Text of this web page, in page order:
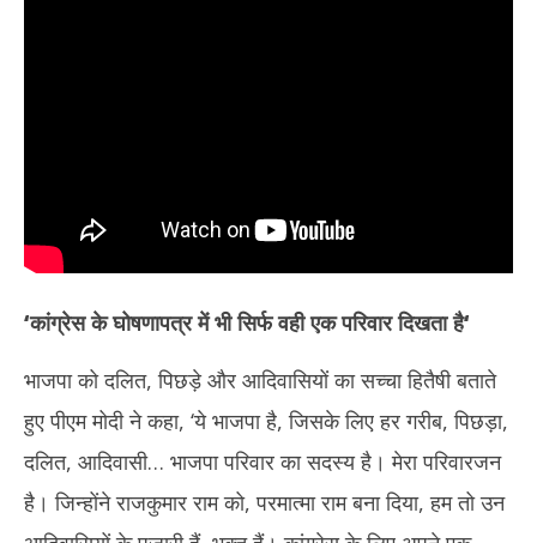
‘कांग्रेस के घोषणापत्र में भी सिर्फ वही एक परिवार दिखता है‘
भाजपा को दलित, पिछड़े और आदिवासियों का सच्चा हितैषी बताते
हुए पीएम मोदी ने कहा, ‘ये भाजपा है, जिसके लिए हर गरीब, पिछड़ा,
दलित, आदिवासी… भाजपा परिवार का सदस्य है। मेरा परिवारजन
है। जिन्होंने राजकुमार राम को, परमात्मा राम बना दिया, हम तो उन